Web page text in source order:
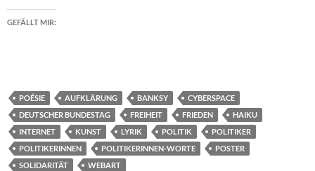
GEFÄLLT MIR:
POÉSIE AUFKLÄRUNG BANKSY
CYBERSPACE
DEUTSCHER BUNDESTAG
FREIHEIT FRIEDEN
HAIKU
INTERNET
KUNST LYRIK POLITIK
POLITIKER
POLITIKERINNEN
POLITIKERINNEN-WORTE
POSTER
SOLIDARITÄT
WEBART